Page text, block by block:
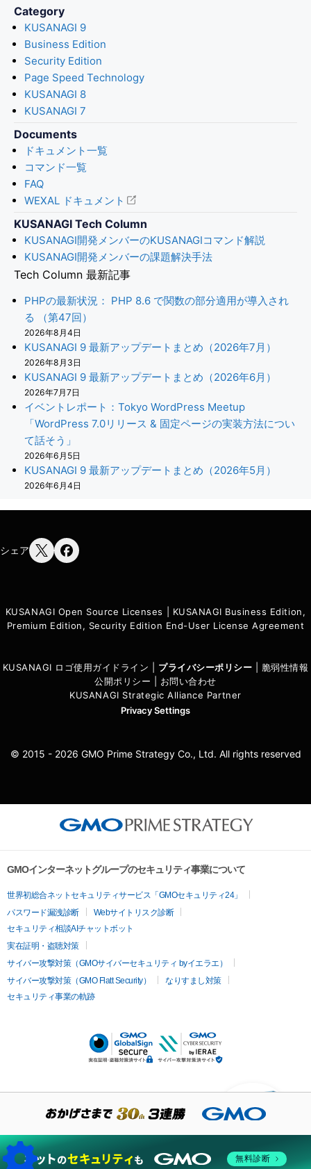
Category
KUSANAGI 9
Business Edition
Security Edition
Page Speed Technology
KUSANAGI 8
KUSANAGI 7
Documents
ドキュメント一覧
コマンド一覧
FAQ
WEXAL ドキュメント
KUSANAGI Tech Column
KUSANAGI開発メンバーのKUSANAGIコマンド解説
KUSANAGI開発メンバーの課題解決手法
Tech Column 最新記事
PHPの最新状況： PHP 8.6 で関数の部分適用が導入され
る （第47回）
2026年8月4日
KUSANAGI 9 最新アップデートまとめ（2026年7月）
2026年8月3日
KUSANAGI 9 最新アップデートまとめ（2026年6月）
2026年7月7日
イベントレポート：Tokyo WordPress Meetup
「WordPress 7.0リリース & 固定ページの実装方法につい
て話そう」
2026年6月5日
KUSANAGI 9 最新アップデートまとめ（2026年5月）
2026年6月4日
シェア
KUSANAGI Open Source Licenses
KUSANAGI Business Edition,
Premium Edition, Security Edition End-User License Agreement
KUSANAGI ロゴ使用ガイドライン プライバシーポリシー
脆弱性情報
公開ポリシー
お問い合わせ
KUSANAGI Strategic Alliance Partner
Privacy Settings
© 2015 - 2026 GMO Prime Strategy Co., Ltd. All rights reserved
GMOインターネットグループのセキュリティ事業について
世界初総合ネットセキュリティサービス「GMOセキュリティ24」
パスワード漏洩診断
Webサイトリスク診断
セキュリティ相談AIチャットボット
実在証明・盗聴対策
サイバー攻撃対策（GMOサイバーセキュリティ byイエラエ）
サイバー攻撃対策（GMO Flatt Security）
なりすまし対策
セキュリティ事業の軌跡
KUSANAGIについての質
無料診断